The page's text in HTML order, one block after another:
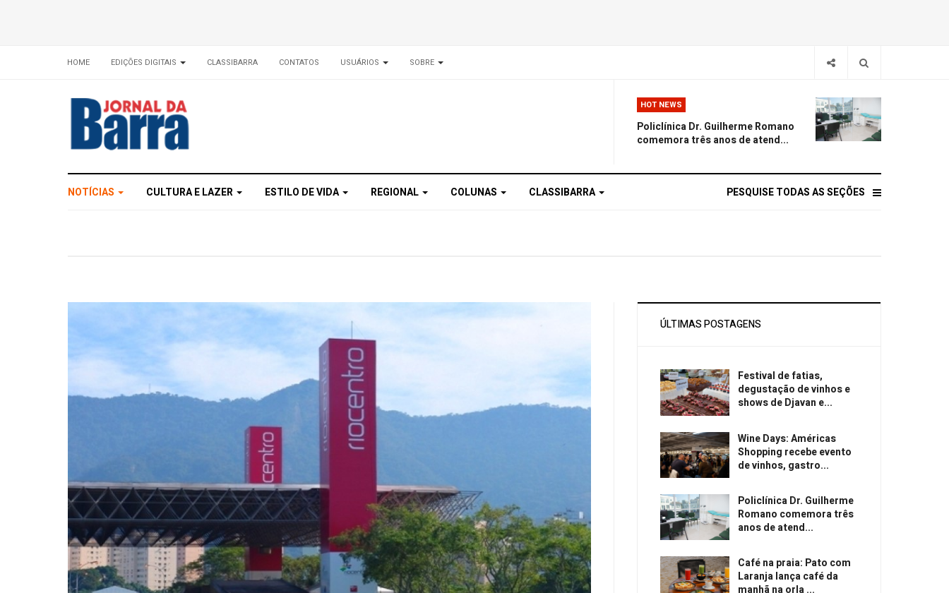
HOME EDIÇÕES DIGITAIS CLASSIBARRA CONTATOS USUÁRIOS SOBRE
HOT NEWS
Policlínica Dr. Guilherme Romano
comemora três anos de atend...
NOTÍCIAS CULTURA E LAZER ESTILO DE VIDA REGIONAL COLUNAS CLASSIBARRA PESQUISE TODAS AS SEÇÕES
ÚLTIMAS POSTAGENS
Festival de fatias,
degustação de vinhos e
shows de Djavan e...
Wine Days: Américas
Shopping recebe evento
de vinhos, gastro...
Policlínica Dr. Guilherme
Romano comemora três
anos de atend...
Café na praia: Pato com
Laranja lança café da
manhã na orla ...